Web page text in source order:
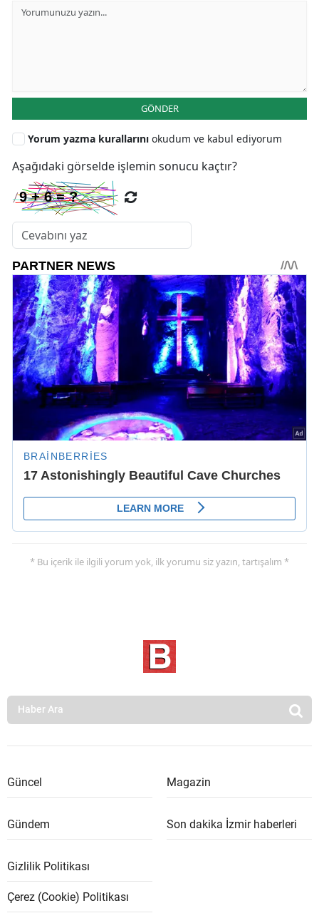
GÖNDER
Yorum yazma kurallarını okudum ve kabul ediyorum
Aşağıdaki görselde işlemin sonucu kaçtır?
* Bu içerik ile ilgili yorum yok, ilk yorumu siz yazın, tartışalım *
Güncel Magazin
Gündem Son dakika İzmir haberleri
Gizlilik Politikası
Çerez (Cookie) Politikası